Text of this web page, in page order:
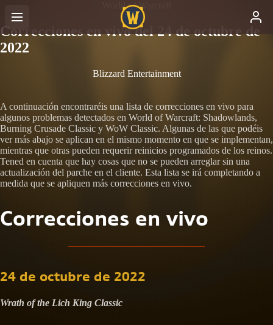
World of Warcraft
Correcciones en vivo del 24 de octubre de
2022
Blizzard Entertainment
A continuación encontraréis una lista de correcciones en vivo para
algunos problemas detectados en World of Warcraft: Shadowlands,
Burning Crusade Classic y WoW Classic. Algunas de las que podéis
ver más abajo se aplican en el mismo momento en que se implementan,
mientras que otras pueden requerir reinicios programados de los reinos.
Tened en cuenta que hay cosas que no se pueden arreglar sin una
actualización del parche en el cliente. Esta lista se irá completando a
medida que se apliquen más correcciones en vivo.
Correcciones en vivo
24 de octubre de 2022
Wrath of the Lich King Classic